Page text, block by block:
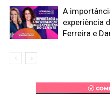
A
experiência
Ferreira e